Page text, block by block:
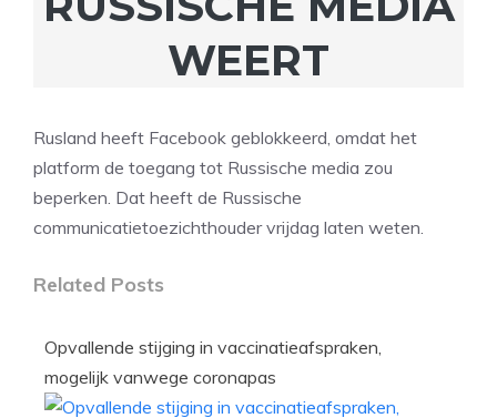
WEERT
Rusland heeft Facebook geblokkeerd, omdat het
platform de toegang tot Russische media zou
beperken. Dat heeft de Russische
communicatietoezichthouder vrijdag laten weten.
Related Posts
Opvallende stijging in vaccinatieafspraken,
mogelijk vanwege coronapas